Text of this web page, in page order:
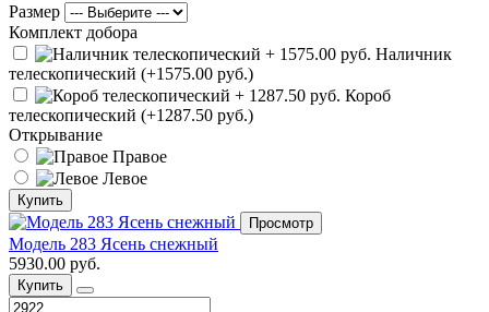
Размер
Комплект добора
Наличник
телескопический (+1575.00 руб.)
Короб
телескопический (+1287.50 руб.)
Открывание
Правое
Левое
Купить
Просмотр
Модель 283 Ясень снежный
5930.00 руб.
Купить